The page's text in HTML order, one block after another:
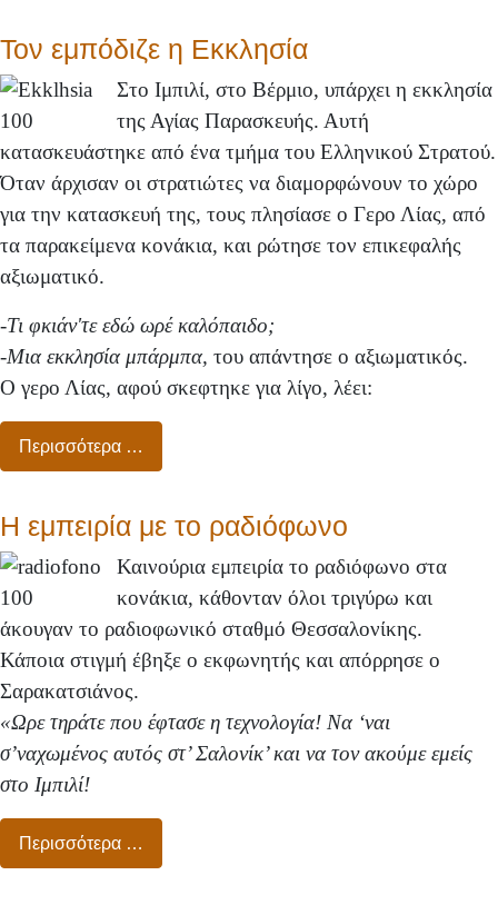
Τον εμπόδιζε η Εκκλησία
Στο Ιμπιλί, στο Βέρμιο, υπάρχει η εκκλησία
της Αγίας Παρασκευής. Αυτή
κατασκευάστηκε από ένα τμήμα του Ελληνικού Στρατού.
Όταν άρχισαν οι στρατιώτες να διαμορφώνουν το χώρο
για την κατασκευή της, τους πλησίασε ο Γερο Λίας, από
τα παρακείμενα κονάκια, και ρώτησε τον επικεφαλής
αξιωματικό.
-Τι φκιάν'τε εδώ ωρέ καλόπαιδο;
-Μια εκκλησία μπάρμπα, του απάντησε ο αξιωματικός.
Ο γερο Λίας, αφού σκεφτηκε για λίγο, λέει:
Περισσότερα …
Η εμπειρία με το ραδιόφωνο
Καινούρια εμπειρία το ραδιόφωνο στα
κονάκια, κάθονταν όλοι τριγύρω και
άκουγαν το ραδιοφωνικό σταθμό Θεσσαλονίκης.
Κάποια στιγμή έβηξε ο εκφωνητής και απόρρησε ο
Σαρακατσιάνος.
«Ωρε τηράτε που έφτασε η τεχνολογία! Να ‘ναι
σ’ναχωμένος αυτός στ’ Σαλονίκ’ και να τον ακούμε εμείς
στο Ιμπιλί!
Περισσότερα …